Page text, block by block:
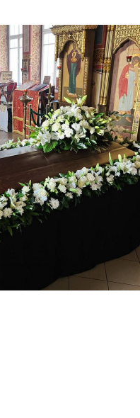
1 000 ₽
1 000 ₽
3 000 ₽
Договорная
заказу
Договорная
Договорная
+50% от
стоимости
заказа